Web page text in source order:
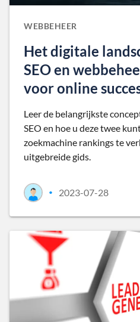
WEBBEHEER
Het digitale
SEO en
voor online
Leer de belangrijkste
SEO en hoe u deze twee
zoekmachine rankings te
uitgebreide gids.
• 2023-07-28